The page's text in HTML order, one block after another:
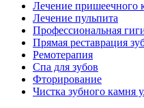
Лечение пришеечного
Лечение пульпита
Профессиональная
Прямая реставрация
Ремотерапия
Спа для зубов
Фторирование
Чистка зубного камня